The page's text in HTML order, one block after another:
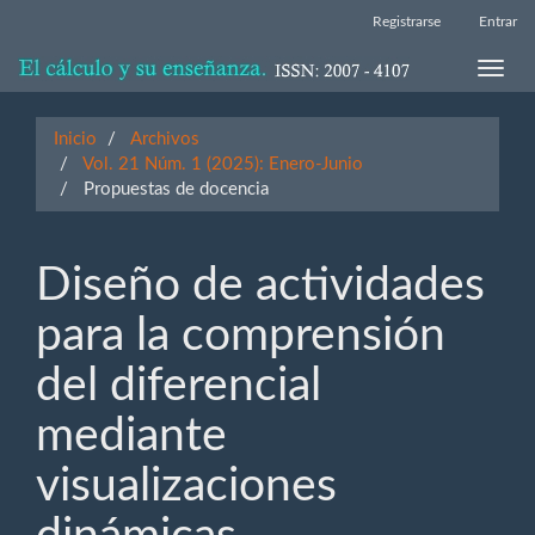
Contenido
lateral
Registrarse Entrar
Toggle
Inicio
Archivos
Vol. 21 Núm. 1 (2025): Enero-Junio
Propuestas de docencia
Diseño de actividades
para la comprensión
del diferencial
mediante
visualizaciones